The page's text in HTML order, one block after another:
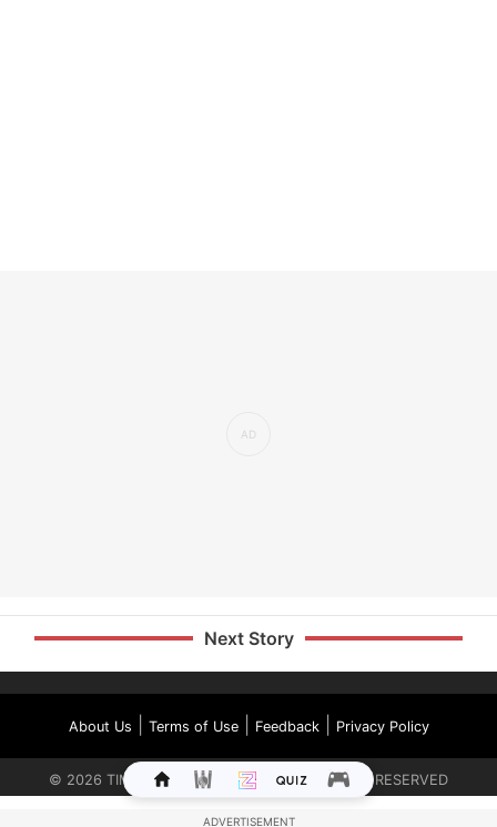
Next Story
About Us Terms of Use| Feedback| Privacy Policy
© 2026 TIMES INTERNET LIMITED. ALL RIGHTS RESERVED